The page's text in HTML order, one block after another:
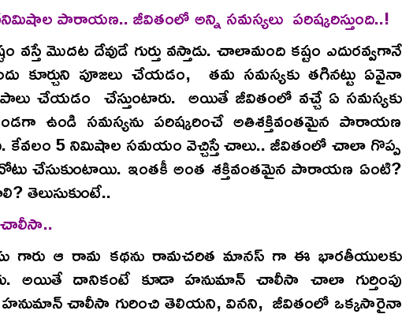
పారాయణ.. జీవితంలో అన్ని సమస్యలు పరిష్కరిస్తుంది..!
వస్తే మొదట దేవుడే గుర్తు వస్తాడు. చాలామంది కష్టం ఎదురవ్వగానే
కూర్చుని పూజలు చేయడం, తమ సమస్యకు తగినట్టు ఏవైనా
చేయడం చేస్తుంటారు. అయితే జీవితంలో వచ్చే ఏ సమస్యకు
ఉండి సమస్యను పరిష్కరించే అతిశక్తివంతమైన పారాయణ
కేవలం 5 నిమిషాల సమయం వెచ్చిస్తే చాలు.. జీవితంలో చాలా గొప్ప
చేసుకుంటాయి. ఇంతకీ అంత శక్తివంతమైన పారాయణ ఏంటి?
గారు ఆ రామ కథను రామచరిత మానస్ గా ఈ భారతీయులకు
అయితే దానికంటే కూడా హనుమాన్ చాలీసా చాలా గుర్తింపు
చాలీసా గురించి తెలియని, వినని, జీవితంలో ఒక్కసారైనా